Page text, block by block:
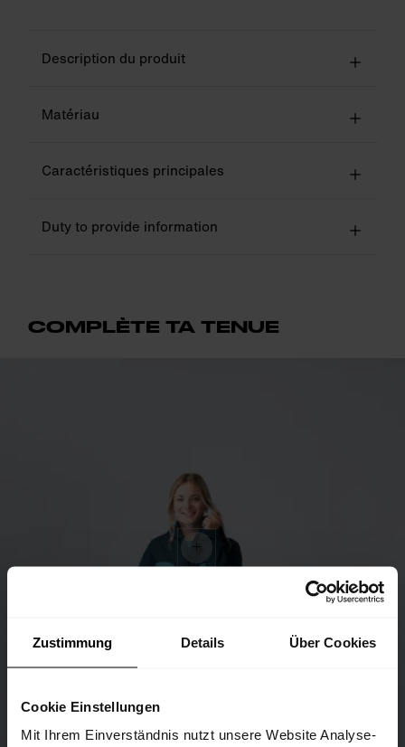
Zustimmung Details Über Cookies
Cookie Einstellungen
Mit Ihrem Einverständnis nutzt unsere Website Analyse-
Description du produit
Matériau
Caractéristiques principales
Duty to provide information
COMPLÈTE TA TENUE